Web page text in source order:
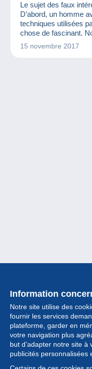
Le sujet des faux
D’abord, un homme
techniques utilisées
chose de fascinant.
faux de propagande.
15 novembre 2017
Information
Notre site utilise des
fournir les services
plateforme, garder en
votre navigation plus
but d’adapter notre site
publicités personnalisées
Collection